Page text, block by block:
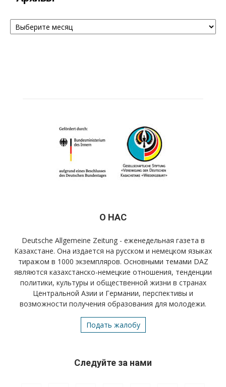
Архивы
О НАС
Deutsche Allgemeine Zeitung - еженедельная газета в
Казахстане. Она издается на русском и немецком языках
тиражом в 1000 экземпляров. Основными темами DAZ
являются казахстанско-немецкие отношения, тенденции
политики, культуры и общественной жизни в странах
Центральной Азии и Германии, перспективы и
возможности получения образования для молодежи.
Подать жалобу
Следуйте за нами